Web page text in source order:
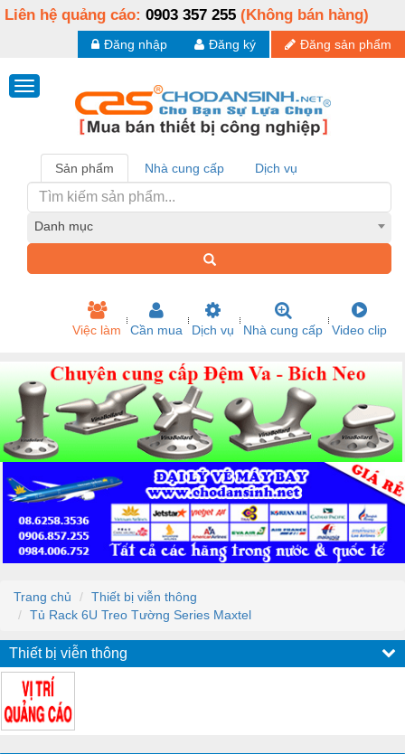
Liên hệ quảng cáo: 0903 357 255 (Không bán hàng)
Đăng sản phẩm
Đăng ký
Đăng nhập
Sản phẩm Nhà cung cấp Dịch vụ
Danh mục
Việc làm Cần mua Dịch vụ Nhà cung cấp Video clip
Trang chủ
Thiết bị viễn thông
Tủ Rack 6U Treo Tường Series Maxtel
Thiết bị viễn thông